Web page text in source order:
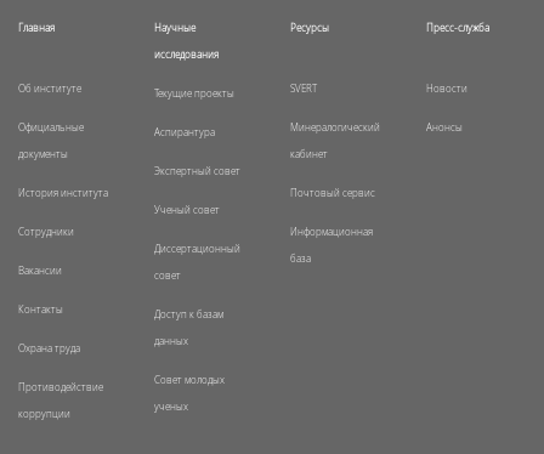
Главная
Об институте
Официальные
документы
История института
Сотрудники
Вакансии
Контакты
Охрана труда
Противодействие
коррупции
Научные
исследования
Текущие проекты
Аспирантура
Экспертный совет
Ученый совет
Диссертационный
совет
Доступ к базам
данных
Совет молодых
ученых
Ресурсы
SVERT
Минералогический
кабинет
Почтовый сервис
Информационная
база
Пресс-служба
Новости
Анонсы